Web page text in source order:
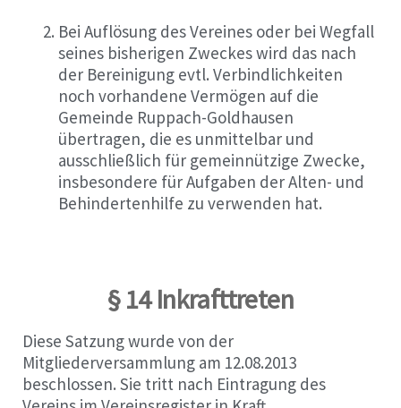
Bei Auflösung des Vereines oder bei Wegfall
seines bisherigen Zweckes wird das nach
der Bereinigung evtl. Verbindlichkeiten
noch vorhandene Vermögen auf die
Gemeinde Ruppach-Goldhausen
übertragen, die es unmittelbar und
ausschließlich für gemeinnützige Zwecke,
insbesondere für Aufgaben der Alten- und
Behindertenhilfe zu verwenden hat.
§ 14 Inkrafttreten
Diese Satzung wurde von der
Mitgliederversammlung am 12.08.2013
beschlossen. Sie tritt nach Eintragung des